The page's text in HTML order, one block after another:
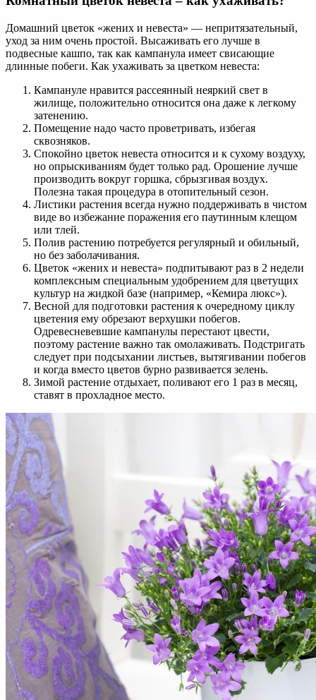
Домашний цветок «жених и невеста» — непритязательный,
уход за ним очень простой. Высаживать его лучше в
подвесные кашпо, так как кампанула имеет свисающие
длинные побеги. Как ухаживать за цветком невеста:
Кампануле нравится рассеянный неяркий свет в
жилище, положительно относится она даже к легкому
затенению.
Помещение надо часто проветривать, избегая
сквозняков.
Спокойно цветок невеста относится и к сухому воздуху,
но опрыскиваниям будет только рад. Орошение лучше
производить вокруг горшка, сбрызгивая воздух.
Полезна такая процедура в отопительный сезон.
Листики растения всегда нужно поддерживать в чистом
виде во избежание поражения его паутинным клещом
или тлей.
Полив растению потребуется регулярный и обильный,
но без заболачивания.
Цветок «жених и невеста» подпитывают раз в 2 недели
комплексным специальным удобрением для цветущих
культур на жидкой базе (например, «Кемира люкс»).
Весной для подготовки растения к очередному циклу
цветения ему обрезают верхушки побегов.
Одревесневевшие кампанулы перестают цвести,
поэтому растение важно так омолаживать. Подстригать
следует при подсыхании листьев, вытягивании побегов
и когда вместо цветов бурно развивается зелень.
Зимой растение отдыхает, поливают его 1 раз в месяц,
ставят в прохладное место.